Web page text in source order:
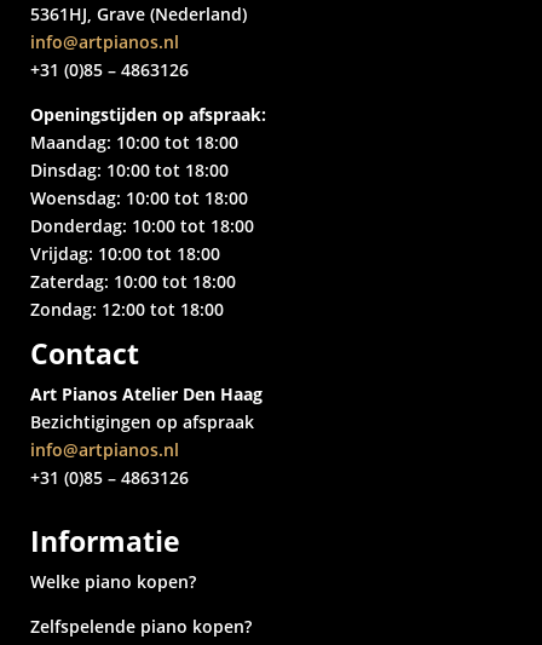
5361HJ, Grave (Nederland)
info@artpianos.nl
+31 (0)85 – 4863126
Openingstijden op afspraak:
Maandag: 10:00 tot 18:00
Dinsdag: 10:00 tot 18:00
Woensdag: 10:00 tot 18:00
Donderdag: 10:00 tot 18:00
Vrijdag: 10:00 tot 18:00
Zaterdag: 10:00 tot 18:00
Zondag: 12:00 tot 18:00
Contact
Art Pianos Atelier Den Haag
Bezichtigingen op afspraak
info@artpianos.nl
+31 (0)85 – 4863126
Informatie
Welke piano kopen?
Zelfspelende piano kopen?